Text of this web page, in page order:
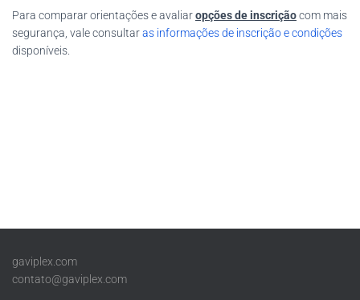
Para comparar orientações e avaliaropções de inscriçãocom mais
segurança, vale consultaras informações de inscrição e condições
disponíveis.
gaviplex.com
contato@gaviplex.com